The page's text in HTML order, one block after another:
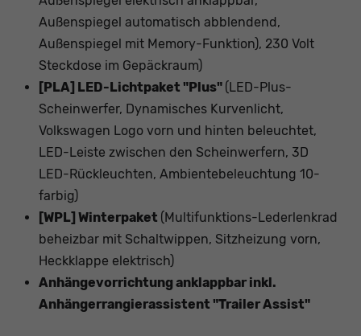
Außenspiegel automatisch abblendend,
Außenspiegel mit Memory-Funktion), 230 Volt
Steckdose im Gepäckraum)
[PLA] LED-Lichtpaket "Plus" (LED-Plus-
Scheinwerfer, Dynamisches Kurvenlicht,
Volkswagen Logo vorn und hinten beleuchtet,
LED-Leiste zwischen den Scheinwerfern, 3D
LED-Rückleuchten, Ambientebeleuchtung 10-
farbig)
[WPL] Winterpaket (Multifunktions-Lederlenkrad
beheizbar mit Schaltwippen, Sitzheizung vorn,
Heckklappe elektrisch)
Anhängevorrichtung anklappbar inkl.
Anhängerrangierassistent "Trailer Assist"